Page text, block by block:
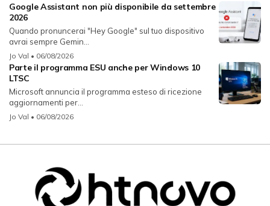
Google Assistant non più disponibile da settembre
2026
Quando pronuncerai "Hey Google" sul tuo dispositivo
avrai sempre Gemin...
Jo Val • 06/08/2026
Parte il programma ESU anche per Windows 10
LTSC
Microsoft annuncia il programma esteso di ricezione
aggiornamenti per...
Jo Val • 06/08/2026